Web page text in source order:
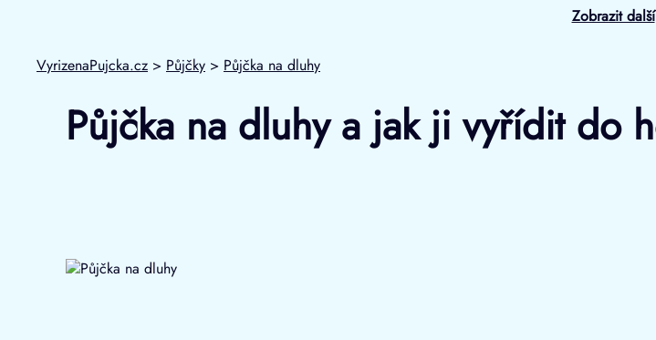
Zobrazit další
VyrizenaPujcka.cz > Půjčky > Půjčka na dluhy
Půjčka na dluhy a jak ji vyřídit do